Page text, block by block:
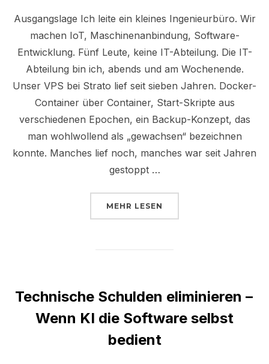
Ausgangslage Ich leite ein kleines Ingenieurbüro. Wir
machen IoT, Maschinenanbindung, Software-
Entwicklung. Fünf Leute, keine IT-Abteilung. Die IT-
Abteilung bin ich, abends und am Wochenende.
Unser VPS bei Strato lief seit sieben Jahren. Docker-
Container über Container, Start-Skripte aus
verschiedenen Epochen, ein Backup-Konzept, das
man wohlwollend als „gewachsen“ bezeichnen
konnte. Manches lief noch, manches war seit Jahren
gestoppt …
MEHR ÜBER „EIN SERVERUMZUG
LESEN
Technische Schulden eliminieren –
Wenn KI die Software selbst
bedient